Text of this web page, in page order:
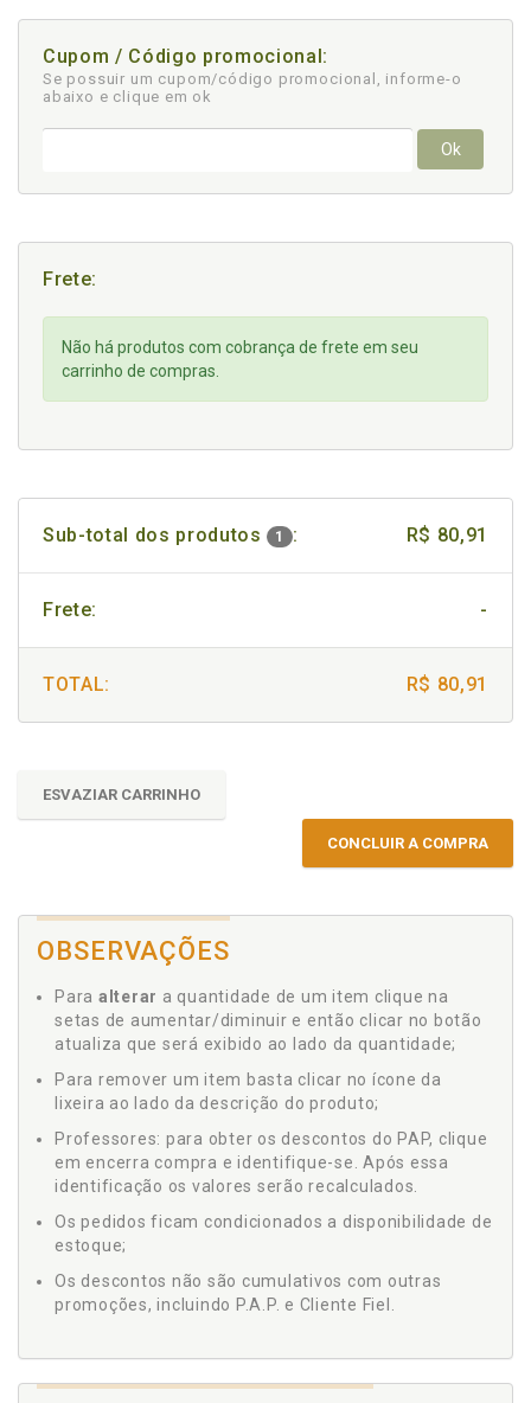
Cupom / Código promocional:
Se possuir um cupom/código promocional, informe-o
abaixo e clique em ok
Ok
Frete:
Não há produtos com cobrança de frete em seu
carrinho de compras.
Sub-total dos produtos 1 : R$ 80,91
Frete: -
TOTAL: R$ 80,91
ESVAZIAR CARRINHO
CONCLUIR A COMPRA
OBSERVAÇÕES
Para alterar a quantidade de um item clique na
setas de aumentar/diminuir e então clicar no botão
atualiza que será exibido ao lado da quantidade;
Para remover um item basta clicar no ícone da
lixeira ao lado da descrição do produto;
Professores: para obter os descontos do PAP, clique
em encerra compra e identifique-se. Após essa
identificação os valores serão recalculados.
Os pedidos ficam condicionados a disponibilidade de
estoque;
Os descontos não são cumulativos com outras
promoções, incluindo P.A.P. e Cliente Fiel.